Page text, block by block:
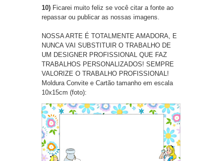
10) Ficarei muito feliz se você citar a fonte ao
repassar ou publicar as nossas imagens.
NOSSA ARTE É TOTALMENTE AMADORA, E
NUNCA VAI SUBSTITUIR O TRABALHO DE
UM DESIGNER PROFISSIONAL QUE FAZ
TRABALHOS PERSONALIZADOS! SEMPRE
VALORIZE O TRABALHO PROFISSIONAL!
Moldura Convite e Cartão tamanho em escala
10x15cm (foto):